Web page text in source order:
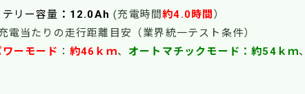
テリー容量 ：12.0Ah(充電時間約4.0時間 ）
電当たりの走行距離目安（業界統一テスト条件）
ワーモー ド ： 約46ｋｍ、 オートマチックモード：約54ｋｍ、